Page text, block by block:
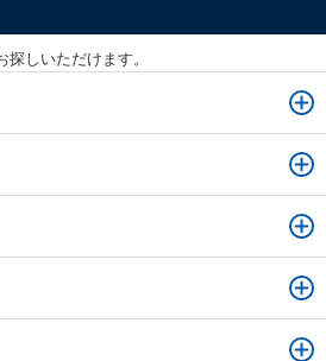
しいただけます。